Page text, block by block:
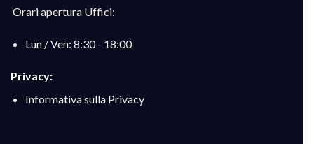
Orari apertura Uffici:
Lun / Ven: 8:30 - 18:00
Privacy:
Informativa sulla Privacy